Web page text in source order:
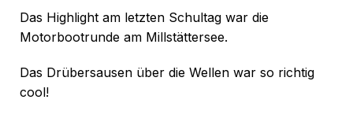
Das Highlight am letzten Schultag war die
Motorbootrunde am Millstättersee.
Das Drübersausen über die Wellen war so richtig
cool!